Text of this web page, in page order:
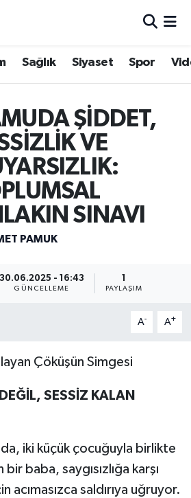
Sağlık Siyaset Spor
ŞİDDET,
VE
SINAVI
PAMUK
30.06.2025 - 16:43
GÜNCELLEME
1
PAYLAŞIM
A- A+
Çöküşün Simgesi
SESSİZ KALAN
iki küçük çocuğuyla birlikte
baba, saygısızlığa karşı
acımasızca saldırıya uğruyor.
Fikstür